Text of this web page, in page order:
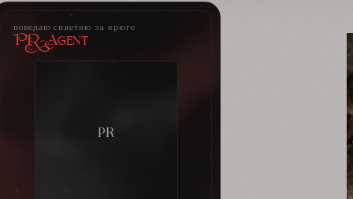
поведаю сплетню за крюге
PR-Agent